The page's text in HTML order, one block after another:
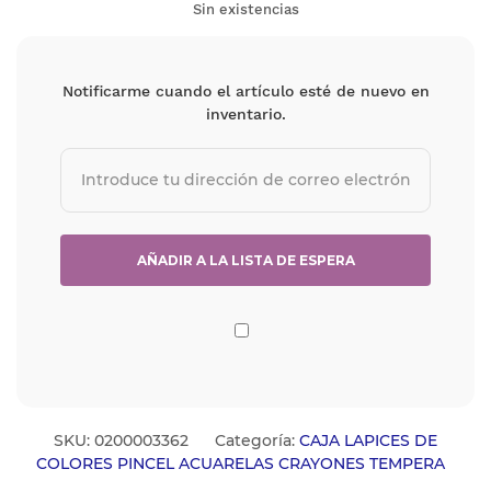
Sin existencias
Notificarme cuando el artículo esté de nuevo en
inventario.
SKU: 0200003362 Categoría: CAJA LAPICES DE
COLORES PINCEL ACUARELAS CRAYONES TEMPERA